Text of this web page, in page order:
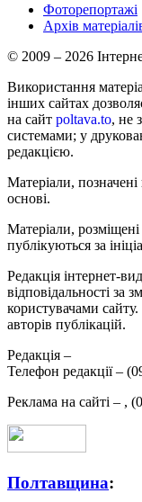
Фоторепортажі
Архів
© 2009 – 2026
Використання
інших сайтах
на сайт poltava.to, не
системами; у
редакцією.
Матеріали,
основі.
Матеріали,
публікуються за
Редакція інтернет-
відповідальності за
користувачами
авторів публікацій.
Редакція –
Телефон редакції –
Реклама на сайті – ,
Полтавщина: